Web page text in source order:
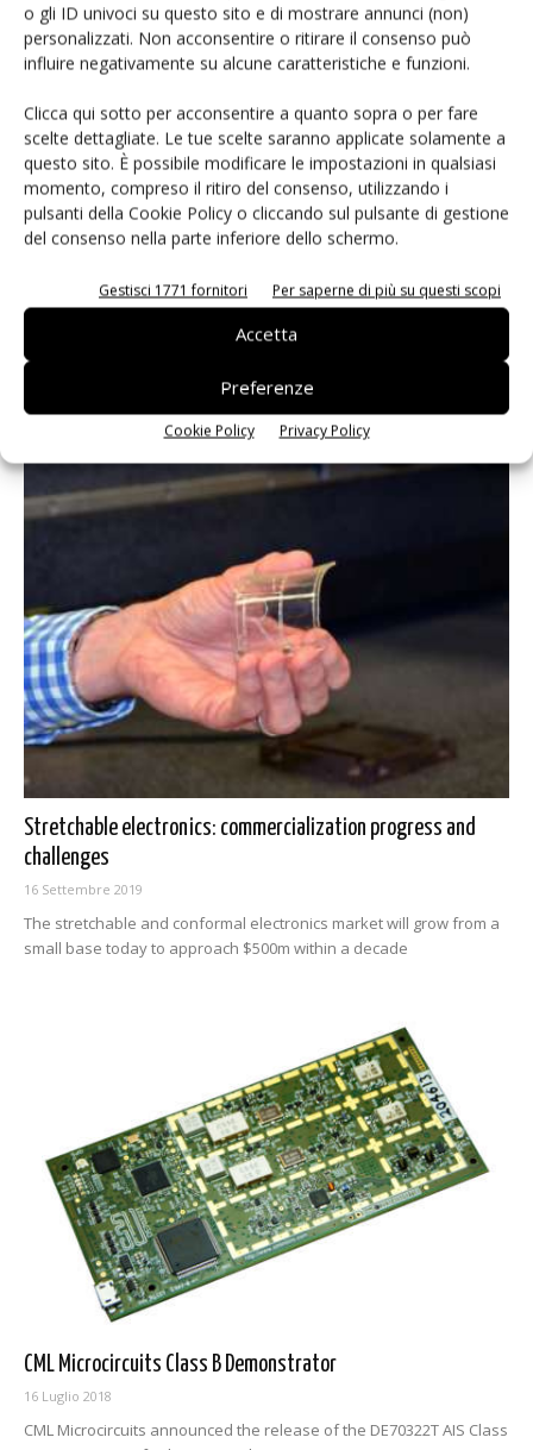
o gli ID univoci su questo sito e di mostrare annunci (non)
personalizzati. Non acconsentire o ritirare il consenso può
influire negativamente su alcune caratteristiche e funzioni.
Clicca qui sotto per acconsentire a quanto sopra o per fare
scelte dettagliate. Le tue scelte saranno applicate solamente a
questo sito. È possibile modificare le impostazioni in qualsiasi
momento, compreso il ritiro del consenso, utilizzando i
pulsanti della Cookie Policy o cliccando sul pulsante di gestione
del consenso nella parte inferiore dello schermo.
Gestisci 1771 fornitori Per saperne di più su questi scopi
Accetta
Preferenze
Cookie Policy Privacy Policy
19 Febbraio 2020
CyberOptics Corporation unveiled at SEMICON Korea its new
WaferSense Auto Resistance Sensor (ARS) with CyberSpectrum
Stretchable electronics: commercialization progress and
challenges
16 Settembre 2019
The stretchable and conformal electronics market will grow from a
small base today to approach $500m within a decade
CML Microcircuits Class B Demonstrator
16 Luglio 2018
CML Microcircuits announced the release of the DE70322T AIS Class